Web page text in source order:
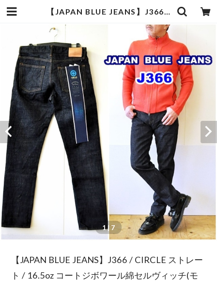
【JAPAN BLUE JEANS】J366 / CIRCLE ストレート / 16.5oz コートジボワール綿セルヴィッチ(モンスター) | bluelineshop
1| 7
【JAPAN BLUE JEANS】J366 / CIRCLE ストレー
ト / 16.5oz コートジボワール綿セルヴィッチ(モ